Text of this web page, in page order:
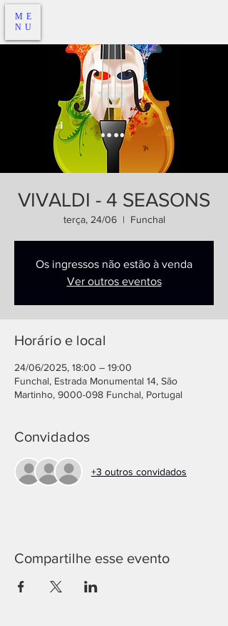
ME
NU
VIVALDI - 4 SEASONS
terça, 24/06
  |
Funchal
Os ingressos não estão à venda
Ver outros eventos
Horário e local
24/06/2025, 18:00 – 19:00
Funchal, Estrada Monumental 14, São
Martinho, 9000-098 Funchal, Portugal
Convidados
+3 outros convidados
Compartilhe esse evento